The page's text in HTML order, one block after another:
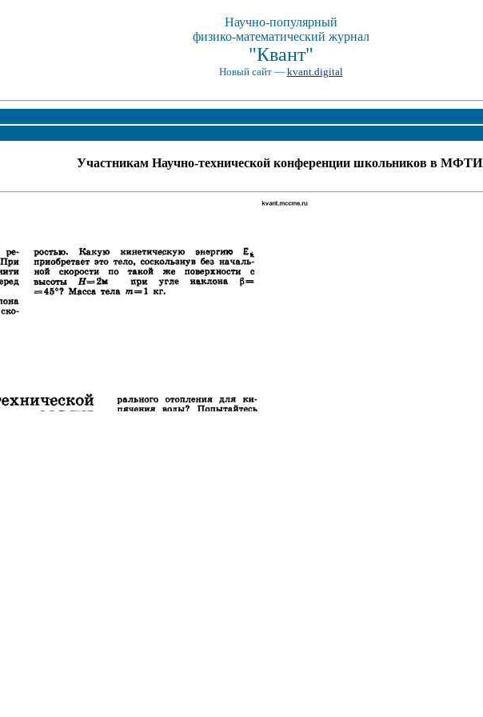
Научно-популярный
физико-математический журнал
"Квант"
Новый сайт — kvant.digital
Участникам Научно-технической конференции школьников в МФТИ